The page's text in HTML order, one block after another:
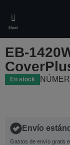
main
content
Menú
EB-
En stock
Envío
Gastos de envío gratis